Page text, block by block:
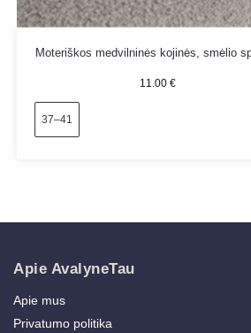
Moteriškos medvilninės kojinės, smėlio
11.00€
37–41
Apie AvalyneTau
Apie mus
Privatumo politika